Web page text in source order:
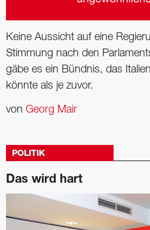
Keine Aussicht auf eine
Stimmung nach den
gäbe es ein Bündnis, das
könnte als je zuvor.
von Georg Mair
POLITIK
Das wird hart